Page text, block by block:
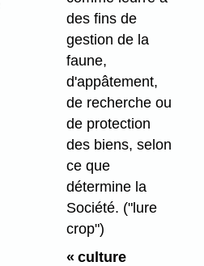
des fins de
gestion de la
faune,
d'appâtement,
de recherche ou
de protection
des biens, selon
ce que
détermine la
Société. ("lure
crop")
« culture